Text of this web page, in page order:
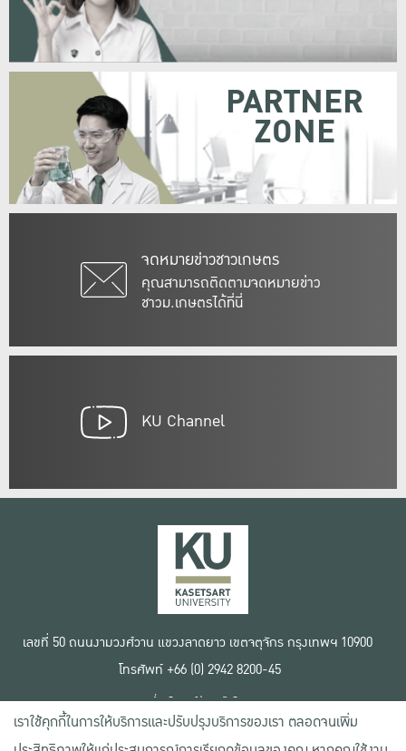
จดหมายข่าวชาวเกษตร
คุณสามารถติดตามจดหมายข่าว
ชาวม.เกษตรได้ที่นี่
PARTNER
ZONE
KU Channel
เลขที่ 50 ถนนงามวงศ์วาน แขวงลาดยาว เขตจตุจักร กรุงเทพฯ 10900
โทรศัพท์ +66 (0) 2942 8200-45
เงื่อนไขการใช้งานเว็บไซต์
ข้อตกลงด้านสิทธิ์ใช้งาน
นโยบายความเป็นส่วนตัว
เราใช้คุกกี้ในการให้บริการและปรับปรุงบริการของเรา ตลอดจนเพิ่ม